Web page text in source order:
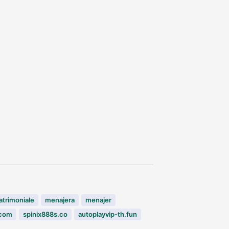
menajera
menajer
spinix888s.co autoplayvip-th.fun